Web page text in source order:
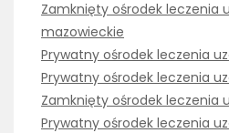
Zamknięty ośrodek leczenia
mazowieckie
Prywatny ośrodek leczenia
Prywatny ośrodek leczenia
Zamknięty ośrodek leczenia
Prywatny ośrodek leczenia